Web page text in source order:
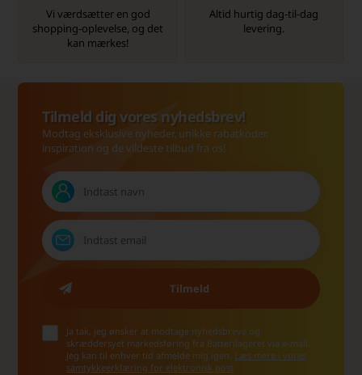
Vi værdsætter en god
shopping-oplevelse, og det
kan mærkes!
Altid hurtig dag-til-dag
levering.
Tilmeld dig vores nyhedsbrev!
Modtag eksklusive nyheder, unikke rabatkoder,
inspiration og de vildeste tilbud fra os!
Ja tak, jeg ønsker at modtage nyhedsbreve og
skræddersyet markedsføring fra Batterilageret via e-mail.
Jeg kan til enhver tid afmelde mig igen. Læs mere i vores
samtykkeerklæring for elektronisk post